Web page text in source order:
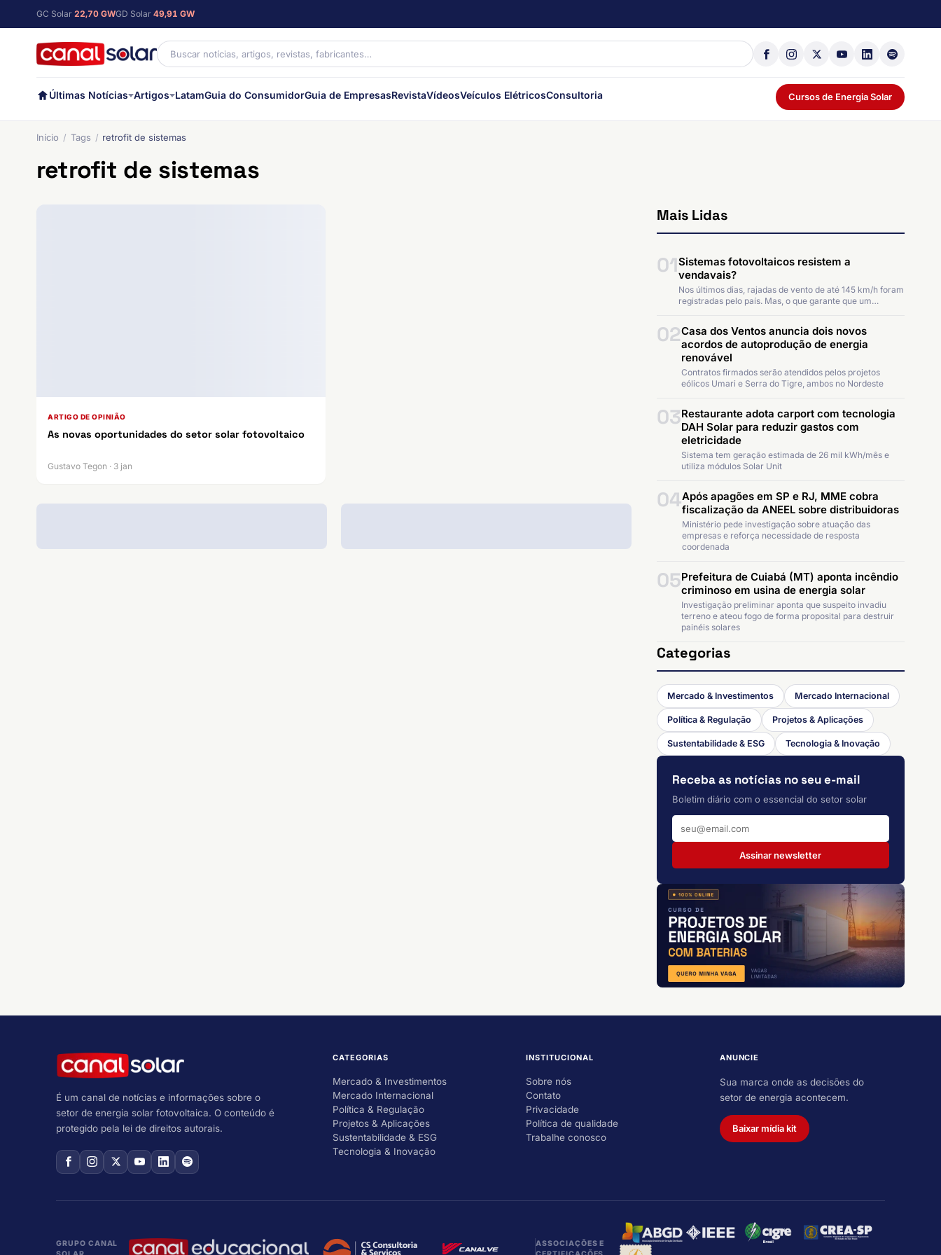
GC Solar 22,70 GWGD Solar 49,91 GW
Últimas Notícias Artigos LatamGuia do ConsumidorGuia de EmpresasRevistaVídeosVeículos ElétricosConsultoria Cursos de Energia Solar
Início Tags retrofit de sistemas
retrofit de sistemas
ARTIGO DE OPINIÃO
As novas oportunidades do setor solar fotovoltaico
Gustavo Tegon · 3 jan
Mais Lidas
01Sistemas fotovoltaicos resistem a
vendavais?
Nos últimos dias, rajadas de vento de até 145 km/h foram
registradas pelo país. Mas, o que garante que um…
02Casa dos Ventos anuncia dois novos
acordos de autoprodução de energia
renovável
Contratos firmados serão atendidos pelos projetos
eólicos Umari e Serra do Tigre, ambos no Nordeste
03Restaurante adota carport com tecnologia
DAH Solar para reduzir gastos com
eletricidade
Sistema tem geração estimada de 26 mil kWh/mês e
utiliza módulos Solar Unit
04Após apagões em SP e RJ, MME cobra
fiscalização da ANEEL sobre distribuidoras
Ministério pede investigação sobre atuação das
empresas e reforça necessidade de resposta
coordenada
05Prefeitura de Cuiabá (MT) aponta incêndio
criminoso em usina de energia solar
Investigação preliminar aponta que suspeito invadiu
terreno e ateou fogo de forma proposital para destruir
painéis solares
Categorias
Mercado & Investimentos Mercado Internacional
Política & Regulação Projetos & Aplicações
Sustentabilidade & ESG Tecnologia & Inovação
Receba as notícias no seu e-mail
Boletim diário com o essencial do setor solar
Assinar newsletter
É um canal de notícias e informações sobre o
setor de energia solar fotovoltaica. O conteúdo é
protegido pela lei de direitos autorais.
CATEGORIAS
Mercado & Investimentos
Mercado Internacional
Política & Regulação
Projetos & Aplicações
Sustentabilidade & ESG
Tecnologia & Inovação
INSTITUCIONAL
Sobre nós
Contato
Privacidade
Política de qualidade
Trabalhe conosco
ANUNCIE
Sua marca onde as decisões do
setor de energia acontecem.
Baixar mídia kit
GRUPO CANAL
ASSOCIAÇÕES E